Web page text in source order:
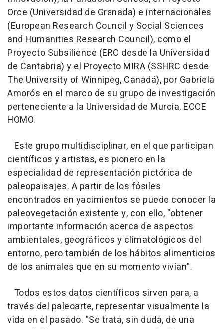
Orce (Universidad de Granada) e internacionales
(European Research Council y Social Sciences
and Humanities Research Council), como el
Proyecto Subsilience (ERC desde la Universidad
de Cantabria) y el Proyecto MIRA (SSHRC desde
The University of Winnipeg, Canadá), por Gabriela
Amorós en el marco de su grupo de investigación
perteneciente a la Universidad de Murcia, ECCE
HOMO.
Este grupo multidisciplinar, en el que participan
científicos y artistas, es pionero en la
especialidad de representación pictórica de
paleopaisajes. A partir de los fósiles
encontrados en yacimientos se puede conocer la
paleovegetación existente y, con ello, "obtener
importante información acerca de aspectos
ambientales, geográficos y climatológicos del
entorno, pero también de los hábitos alimenticios
de los animales que en su momento vivían".
Todos estos datos científicos sirven para, a
través del paleoarte, representar visualmente la
vida en el pasado. "Se trata, sin duda, de una